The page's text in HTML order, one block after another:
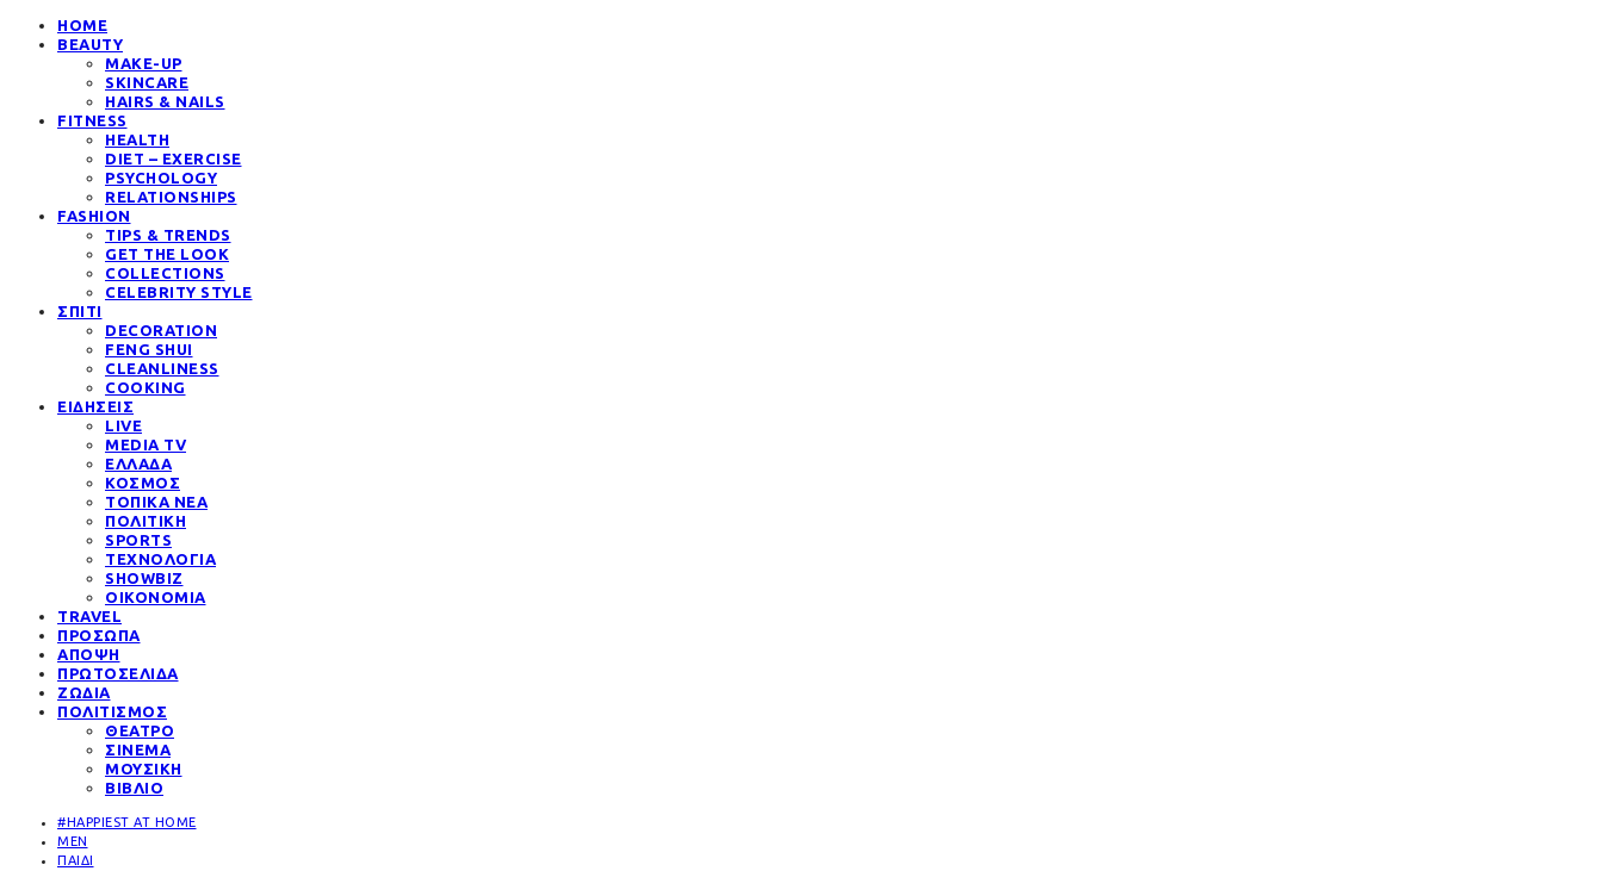
HOME
BEAUTY
MAKE-UP
SKINCARE
HAIRS & NAILS
FITNESS
HEALTH
DIET – EXERCISE
PSYCHOLOGY
RELATIONSHIPS
FASHION
TIPS & TRENDS
GET THE LOOK
COLLECTIONS
CELEBRITY STYLE
ΣΠΙΤΙ
DECORATION
FENG SHUI
CLEANLINESS
COOKING
ΕΙΔΗΣΕΙΣ
LIVE
MEDIA TV
ΕΛΛΑΔΑ
ΚΟΣΜΟΣ
ΤΟΠΙΚΑ ΝΕΑ
ΠΟΛΙΤΙΚΗ
SPORTS
ΤΕΧΝΟΛΟΓΙΑ
SHOWBIZ
ΟΙΚΟΝΟΜΙΑ
TRAVEL
ΠΡΟΣΩΠΑ
ΑΠΟΨΗ
ΠΡΩΤΟΣΕΛΙΔΑ
ΖΩΔΙΑ
ΠΟΛΙΤΙΣΜΟΣ
ΘΕΑΤΡΟ
ΣΙΝΕΜΑ
ΜΟΥΣΙΚΗ
ΒΙΒΛΙΟ
#HAPPIEST AT HOME
MEN
ΠΑΙΔΙ